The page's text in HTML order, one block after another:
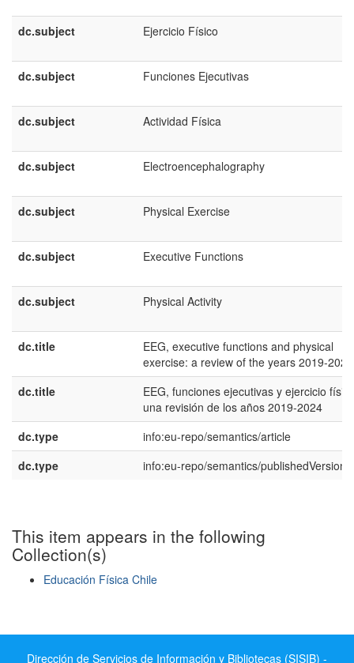
dc.subject Ejercicio Físico
dc.subject Funciones Ejecutivas
dc.subject Actividad Física
dc.subject Electroencephalography
dc.subject Physical Exercise
dc.subject Executive Functions
dc.subject Physical Activity
dc.title
EEG, executive functions and physical
exercise: a review of the years 2019-2024
dc.title
EEG, funciones ejecutivas y ejercicio
una revisión de los años 2019-2024
dc.type
info:eu-repo/semantics/article
dc.type
info:eu-repo/semantics/publishedVersion
This item appears in the following
Collection(s)
Educación Física Chile
Dirección de Servicios de Información y Bibliotecas (SISIB) -